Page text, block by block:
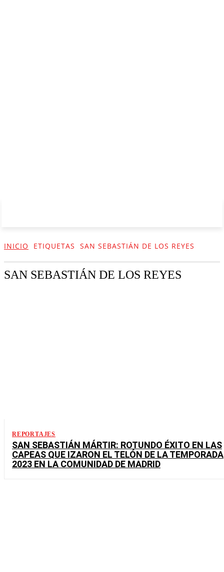
INICIO ETIQUETAS SAN SEBASTIÁN DE LOS REYES
SAN SEBASTIÁN DE LOS REYES
REPORTAJES
SAN SEBASTIÁN MÁRTIR: ROTUNDO ÉXITO EN LAS
CAPEAS QUE IZARON EL TELÓN DE LA TEMPORADA
2023 EN LA COMUNIDAD DE MADRID